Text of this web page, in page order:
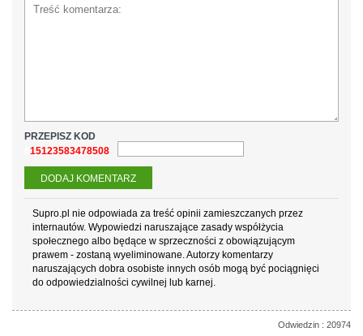
PRZEPISZ KOD
615123583478508
Supro.pl nie odpowiada za treść opinii zamieszczanych przez
internautów. Wypowiedzi naruszające zasady współżycia
społecznego albo będące w sprzeczności z obowiązującym
prawem - zostaną wyeliminowane. Autorzy komentarzy
naruszających dobra osobiste innych osób mogą być pociągnięci
do odpowiedzialności cywilnej lub karnej.
Odwiedzin : 20974